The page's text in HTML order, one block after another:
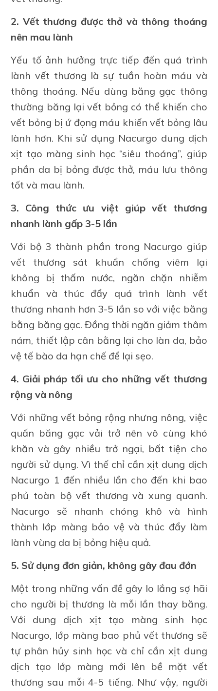
2. Vết thương được thở và thông thoáng
nên mau lành
Yếu tố ảnh hưởng trực tiếp đến quá trình
lành vết thương là sự tuần hoàn máu và
thông thoáng. Nếu dùng băng gạc thông
thường băng lại vết bỏng có thể khiến cho
vết bỏng bị ứ đọng máu khiến vết bỏng lâu
lành hơn. Khi sử dụng Nacurgo dung dịch
xịt tạo màng sinh học “siêu thoáng”, giúp
phần da bị bỏng được thở, máu lưu thông
tốt và mau lành.
3. Công thức ưu việt giúp vết thương
nhanh lành gấp 3-5 lần
Với bộ 3 thành phần trong Nacurgo giúp
vết thương sát khuẩn chống viêm lại
không bị thấm nước, ngăn chặn nhiễm
khuẩn và thúc đẩy quá trình lành vết
thương nhanh hơn 3-5 lần so với việc băng
bằng băng gạc. Đồng thời ngăn giảm thâm
nám, thiết lập cân bằng lại cho làn da, bảo
vệ tế bào da hạn chế để lại sẹo.
4. Giải pháp tối ưu cho những vết thương
rộng và nông
Với những vết bỏng rộng nhưng nông, việc
quấn băng gạc vải trở nên vô cùng khó
khăn và gây nhiều trở ngại, bất tiện cho
người sử dụng. Vì thế chỉ cần xịt dung dịch
Nacurgo 1 đến nhiều lần cho đến khi bao
phủ toàn bộ vết thương và xung quanh.
Nacurgo sẽ nhanh chóng khô và hình
thành lớp màng bảo vệ và thúc đẩy làm
lành vùng da bị bỏng hiệu quả.
5. Sử dụng đơn giản, không gây đau đớn
Một trong những vấn đề gây lo lắng sợ hãi
cho người bị thương là mỗi lần thay băng.
Với dung dịch xịt tạo màng sinh học
Nacurgo, lớp màng bao phủ vết thương sẽ
tự phân hủy sinh học và chỉ cần xịt dung
dịch tạo lớp màng mới lên bề mặt vết
thương sau mỗi 4-5 tiếng. Như vậy, người